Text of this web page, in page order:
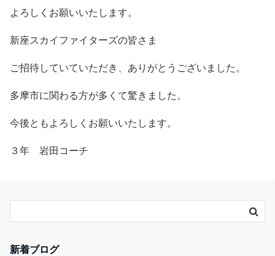
よろしくお願いいたします。
新座スカイファイターズの皆さま
ご招待していていただき、ありがとうございました。
多摩市に関わる方が多くて驚きました。
今後ともよろしくお願いいたします。
３年 岩田コーチ
新着ブログ